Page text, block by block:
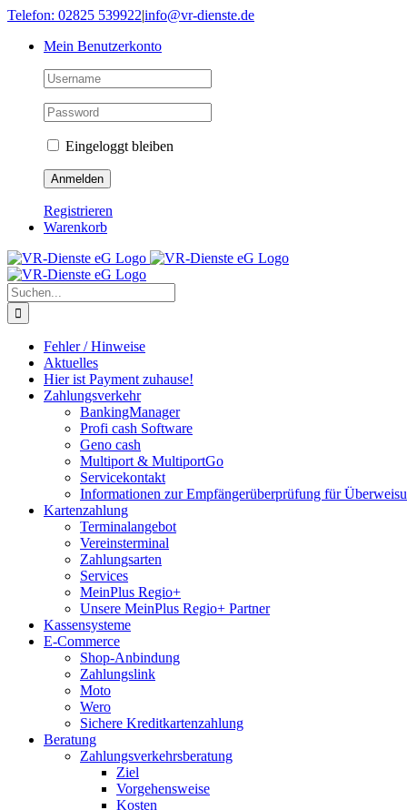
Skip
content
Telefon: 02825 539922|info@vr-dienste.de
Mein Benutzerkonto
Eingeloggt bleiben
Registrieren
Warenkorb
Suche
nach:
Fehler / Hinweise
Aktuelles
Hier ist Payment zuhause!
Zahlungsverkehr
BankingManager
Profi cash Software
Geno cash
Multiport & MultiportGo
Servicekontakt
Informationen zur Empfängerüberprüfung für
Kartenzahlung
Terminalangebot
Vereinsterminal
Zahlungsarten
Services
MeinPlus Regio+
Unsere MeinPlus Regio+ Partner
Kassensysteme
E-Commerce
Shop-Anbindung
Zahlungslink
Moto
Wero
Sichere Kreditkartenzahlung
Beratung
Zahlungsverkehrsberatung
Ziel
Vorgehensweise
Kosten